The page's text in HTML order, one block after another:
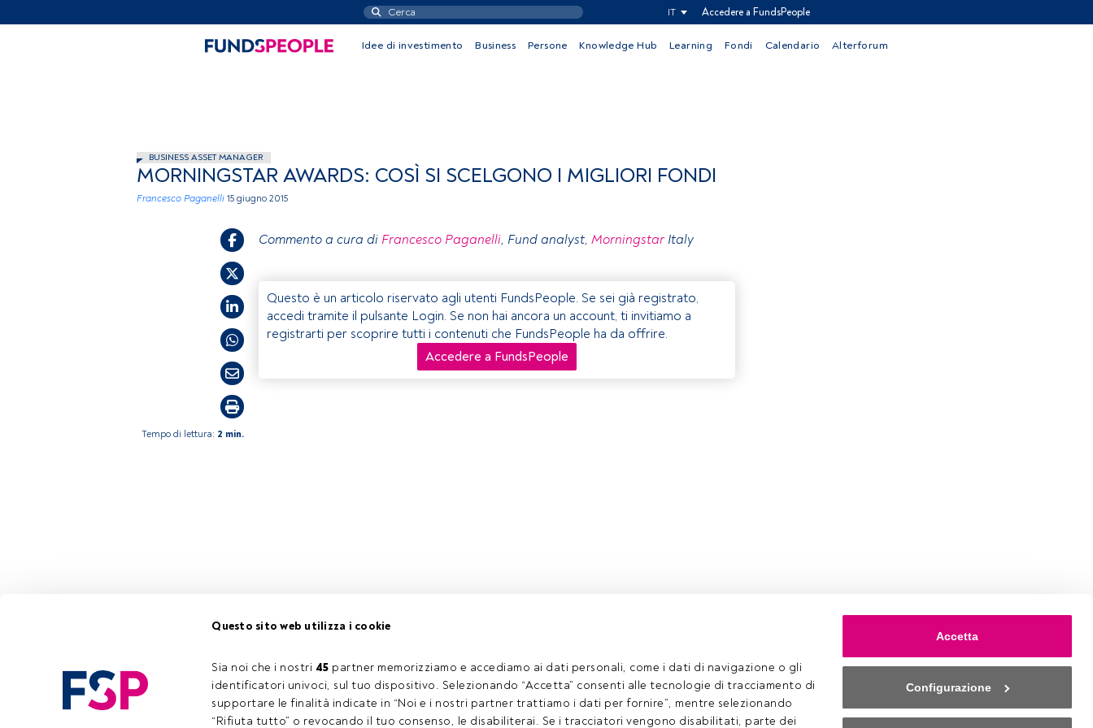
Questo sito web utilizza i cookie
Sia noi che i nostri 45 partner memorizziamo e accediamo ai dati personali, come i dati di navigazione o gli
identificatori univoci, sul tuo dispositivo. Selezionando “Accetta” consenti alle tecnologie di tracciamento di
supportare le finalità indicate in “Noi e i nostri partner trattiamo i dati per fornire”, mentre selezionando
“Rifiuta tutto” o revocando il tuo consenso, le disabiliterai. Se i tracciatori vengono disabilitati, parte dei
Accetta
Configurazione
IT Accedere a FundsPeople
Idee di investimento Business Persone Knowledge Hub Learning Fondi Calendario Alterforum
BUSINESS ASSET MANAGER
MORNINGSTAR AWARDS: COSÌ SI SCELGONO I MIGLIORI FONDI
Francesco Paganelli 15 giugno 2015
Tempo di lettura: 2 min.
Commento a cura di Francesco Paganelli, Fund analyst, Morningstar Italy
Questo è un articolo riservato agli utenti FundsPeople. Se sei già registrato,
accedi tramite il pulsante Login. Se non hai ancora un account, ti invitiamo a
registrarti per scoprire tutti i contenuti che FundsPeople ha da offrire.
Accedere a FundsPeople